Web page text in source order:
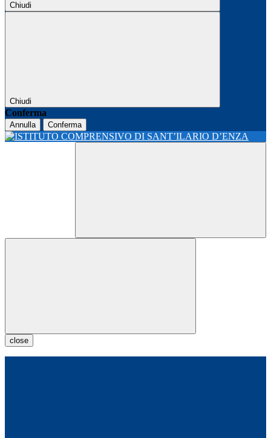
Chiudi
Chiudi
Conferma
Annulla Conferma
close